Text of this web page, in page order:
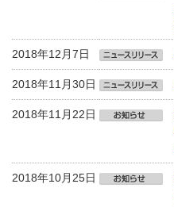
2018年12月7日
2018年11月30日
2018年11月22日
2018年10月25日